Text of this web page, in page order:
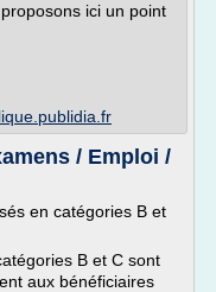
ici un point
/ Emploi /
en catégories B et
B et C sont
aux bénéficiaires